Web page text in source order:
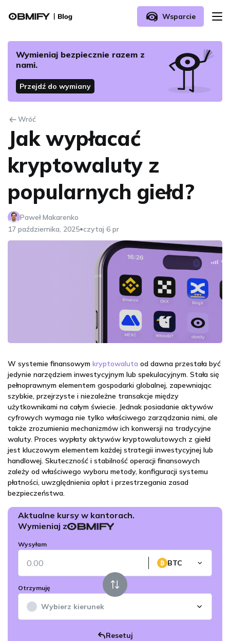
Wsparcie
Jak rozpocząć wymianę z Obmify?
Skontaktuj się z nami
Wymieniaj bezpiecznie razem z
nami.
Przejdź do wymiany
Wróć
Jak wypłacać
kryptowaluty z
popularnych giełd?
Paweł Makarenko
17 października, 2025•czytaj 6 pr
W systemie finansowym kryptowaluta od dawna przestała być
jedynie narzędziem inwestycyjnym lub spekulacyjnym. Stała się
pełnoprawnym elementem gospodarki globalnej, zapewniając
szybkie, przejrzyste i niezależne transakcje między
użytkownikami na całym świecie. Jednak posiadanie aktywów
cyfrowych wymaga nie tylko właściwego zarządzania nimi, ale
także zrozumienia mechanizmów ich konwersji na tradycyjne
waluty. Proces wypłaty aktywów kryptowalutowych z giełd
jest kluczowym elementem każdej strategii inwestycyjnej lub
handlowej. Skuteczność i stabilność operacji finansowych
zależy od właściwego wyboru metody, konfiguracji systemu
płatności, uwzględnienia opłat i przestrzegania zasad
bezpieczeństwa.